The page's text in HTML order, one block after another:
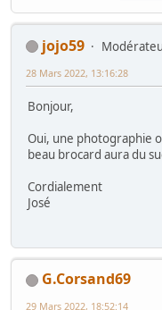
jojo59
28 Mars 2022, 13:16:28
Bonjour,
Oui, une photographie
beau brocard aura du
Cordialement
José
G.Corsand69
29 Mars 2022, 18:52:14